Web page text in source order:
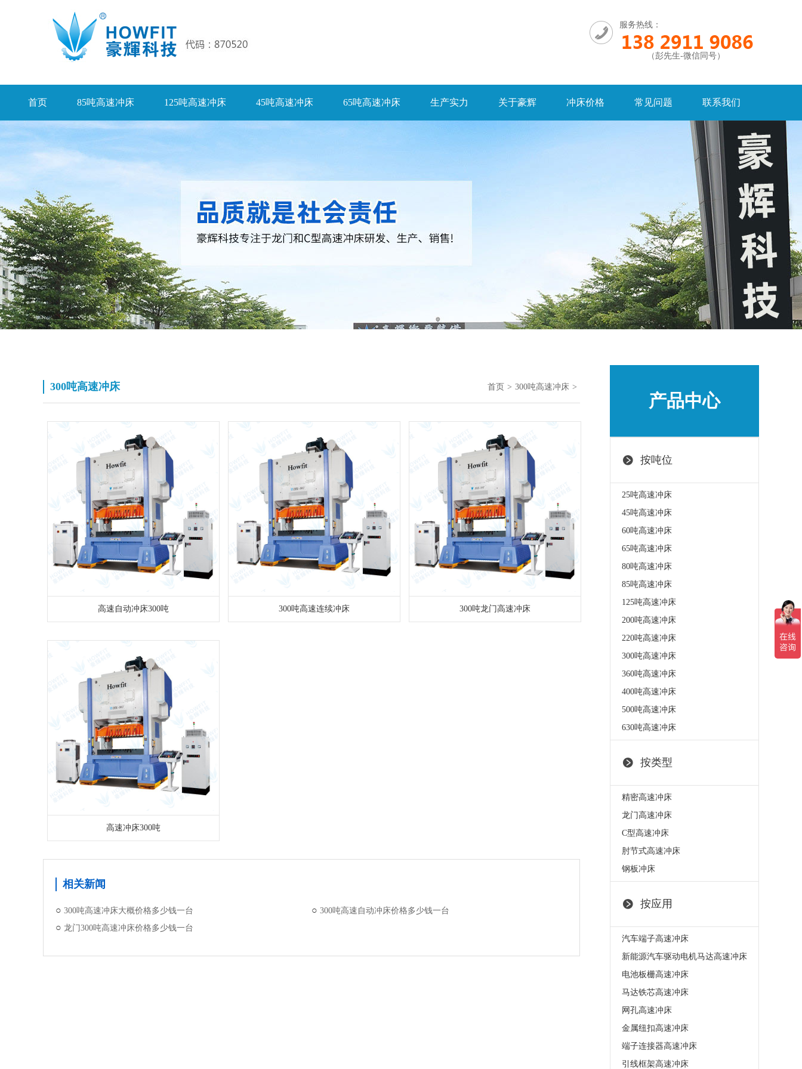
服务热线：
（彭先生-微信同号）
首页 85吨高速冲床 125吨高速冲床 45吨高速冲床 65吨高速冲床 生产实力 关于豪辉 冲床价格 常见问题 联系我们
300吨高速冲床 首页 300吨高速冲床
高速自动冲床300吨 300吨高速连续冲床 300吨龙门高速冲床
高速冲床300吨
相关新闻
300吨高速冲床大概价格多少钱一台
300吨高速自动冲床价格多少钱一台
龙门300吨高速冲床价格多少钱一台
产品中心
按吨位
25吨高速冲床
45吨高速冲床
60吨高速冲床
65吨高速冲床
80吨高速冲床
85吨高速冲床
125吨高速冲床
200吨高速冲床
220吨高速冲床
300吨高速冲床
360吨高速冲床
400吨高速冲床
500吨高速冲床
630吨高速冲床
按类型
精密高速冲床
龙门高速冲床
C型高速冲床
肘节式高速冲床
钢板冲床
按应用
汽车端子高速冲床
新能源汽车驱动电机马达高速冲床
电池板栅高速冲床
马达铁芯高速冲床
网孔高速冲床
金属纽扣高速冲床
端子连接器高速冲床
引线框架高速冲床